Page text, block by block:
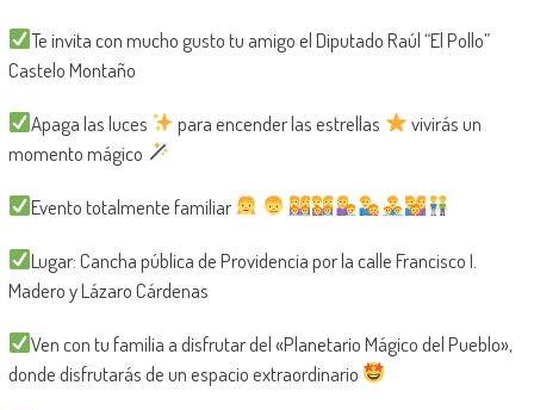
Te invita con mucho gusto tu amigo el Diputado Raúl “El Pollo”
Castelo Montaño
Apaga las luces para encender las estrellas
vivirás un
momento mágico
Evento totalmente familiar
Lugar: Cancha pública de Providencia por la calle Francisco I.
Madero y Lázaro Cárdenas
Ven con tu familia a disfrutar del «Planetario Mágico del Pueblo»,
donde disfrutarás de un espacio extraordinario